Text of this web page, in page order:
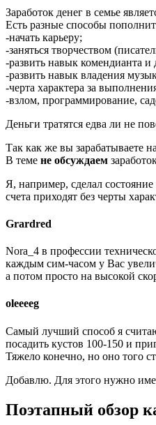
Заработок денег в семье
Есть разные способы
-начать карьеру;
-заняться творчеством
-развить навык комендианта и
-развить навык владения
-черта характера за
-взлом, программирование,
Деньги тратятся едва ли не
Так как же вы зарабатываете
В теме не обсуждаем
Я, например, сделал
счета приходят без черты
Grardred
Nora_4 в профессии
каждым сим-часом у Вас
а потом просто на высокой
oleeeeg
Самый лучший способ я
посадить кустов 100-150 и
Тяжело конечно, но оно того
Добавлю. Для этого нужно
Поэтапный обзор